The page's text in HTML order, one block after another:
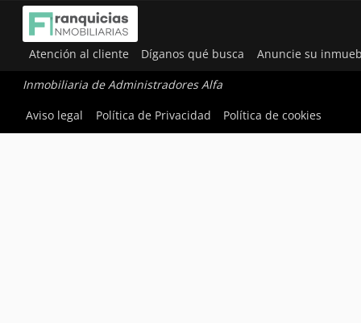
Atención al cliente Díganos qué busca Anuncie su
Inmobiliaria de Administradores Alfa
Aviso legal
Política de Privacidad Política de cookies